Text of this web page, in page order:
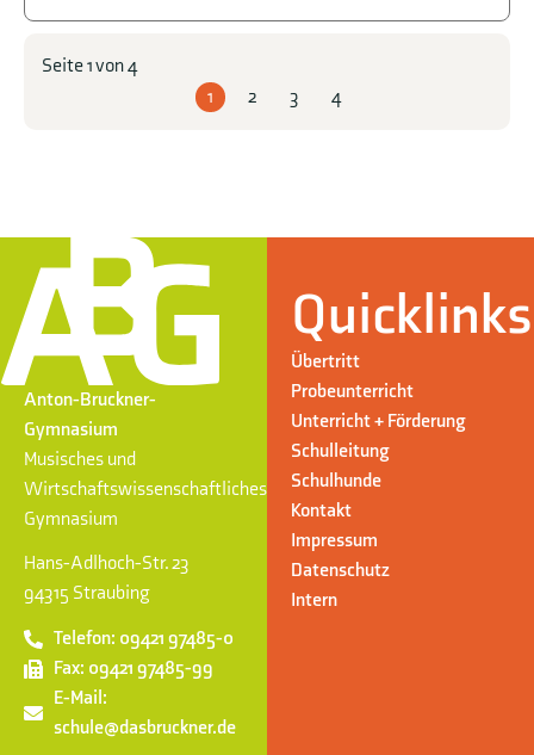
Seite 1 von 4
1
2 3 4
Anton-Bruckner-
Gymnasium
Musisches und
Wirtschaftswissenschaftliches
Gymnasium
Hans-Adlhoch-Str. 23
94315 Straubing
Telefon: 09421 97485-0
Fax: 09421 97485-99
E-Mail:
schule@dasbruckner.de
Quicklinks
Übertritt
Probeunterricht
Unterricht + Förderung
Schulleitung
Schulhunde
Kontakt
Impressum
Datenschutz
Intern